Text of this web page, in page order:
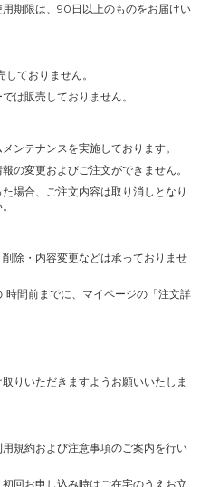
期限は、90日以上のものをお届けい
ておりません。
は販売しておりません。
ンテナンスを実施しております。
の変更およびご注文ができません。
場合、ご注文内容は取り消しとなり
除・内容変更などは承っておりませ
時間前までに、マイページの「注文詳
りいただきますようお願いいたしま
規約および注意事項のご案内を行い
回お申し込み時はご在宅のうえお立